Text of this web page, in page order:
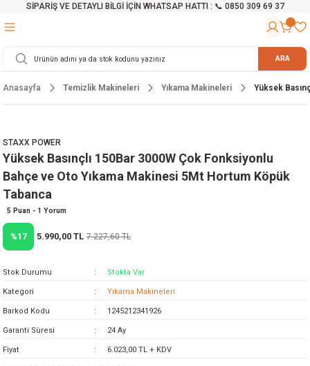
SİPARİŞ VE DETAYLI BİLGİ İÇİN WHATSAP HATTI : 📞 0850 309 69 37
Testereler
Makinesi
Testereler
Cihazları
Mikser
ve Arabalar
Malzemeleri ARA
Anasayfa Temizlik Makineleri Yıkama Makineleri Yüksek
STAXX POWER
Yüksek Basınçlı 150Bar 3000W Çok Fonksiyonlu
Bahçe ve Oto Yıkama Makinesi 5Mt Hortum Köpük
Tabanca
5 Puan - 1 Yorum
%17 5.990,00 TL 7.227,60 TL
Stok Durumu Stokta Var
Kategori Yıkama Makineleri
Barkod Kodu 1245212341926
Garanti Süresi 24 Ay
Fiyat 6.023,00 TL + KDV